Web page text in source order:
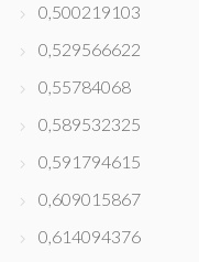
0,500219103
0,529566622
0,55784068
0,589532325
0,591794615
0,609015867
0,614094376